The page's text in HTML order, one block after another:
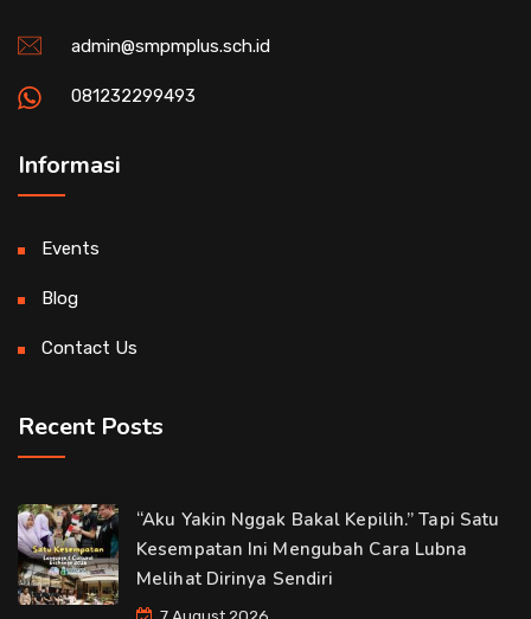
admin@smpmplus.sch.id
081232299493
Informasi
Events
Blog
Contact Us
Recent Posts
“Aku Yakin Nggak Bakal Kepilih.” Tapi Satu
Kesempatan Ini Mengubah Cara Lubna
Melihat Dirinya Sendiri
7 August 2026